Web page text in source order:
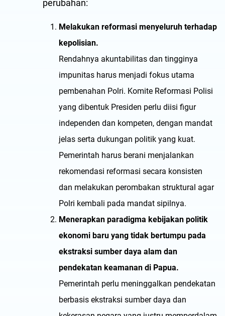
perubahan:
Melakukan reformasi menyeluruh terhadap
kepolisian.
Rendahnya akuntabilitas dan tingginya
impunitas harus menjadi fokus utama
pembenahan Polri. Komite Reformasi Polisi
yang dibentuk Presiden perlu diisi figur
independen dan kompeten, dengan mandat
jelas serta dukungan politik yang kuat.
Pemerintah harus berani menjalankan
rekomendasi reformasi secara konsisten
dan melakukan perombakan struktural agar
Polri kembali pada mandat sipilnya.
Menerapkan paradigma kebijakan politik
ekonomi baru yang tidak bertumpu pada
ekstraksi sumber daya alam dan
pendekatan keamanan di Papua.
Pemerintah perlu meninggalkan pendekatan
berbasis ekstraksi sumber daya dan